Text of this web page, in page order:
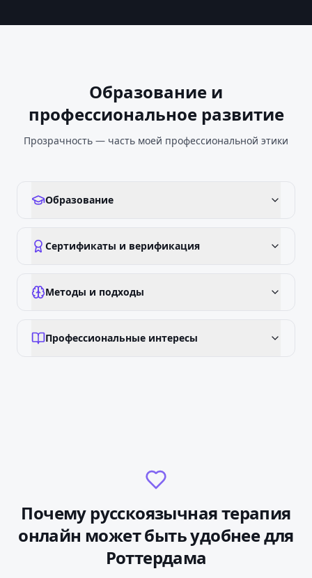
Образование и
профессиональное развитие
Прозрачность — часть моей профессиональной этики
Образование
Сертификаты и верификация
Методы и подходы
Профессиональные интересы
Почему русскоязычная терапия
онлайн может быть удобнеедля
Роттердама